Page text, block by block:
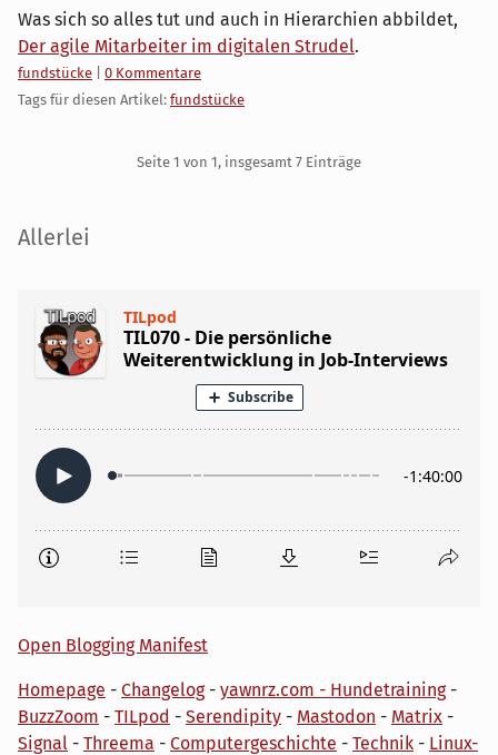
Was sich so alles tut und auch in Hierarchien abbildet,
Der agile Mitarbeiter im digitalen Strudel.
Kategorien:
fundstücke
0 Kommentare
Tags für diesen Artikel: fundstücke
Seite 1 von 1, insgesamt 7 Einträge
Seitenleiste
Allerlei
Open Blogging Manifest
Homepage - Changelog- yawnrz.com - Hundetraining-
BuzzZoom - TILpod - Serendipity - Mastodon - Matrix -
Signal - Threema - Computergeschichte - Technik - Linux-